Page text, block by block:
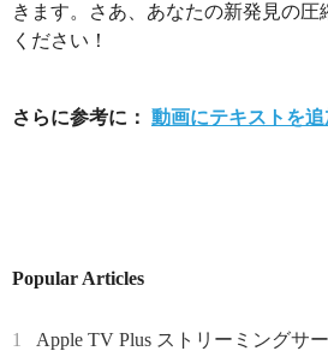
きます。さあ、あなたの新発見の圧
ください！
さらに参考に： 動画にテキストを
Popular Articles
1 Apple TV Plus ストリーミングサ